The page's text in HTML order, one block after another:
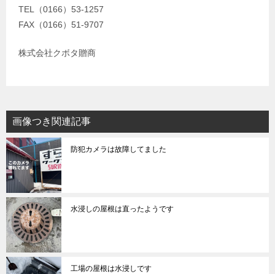
TEL（0166）53-1257
FAX（0166）51-9707
株式会社クボタ贈商
画像つき関連記事
防犯カメラは故障してました
水浸しの屋根は直ったようです
工場の屋根は水浸しです